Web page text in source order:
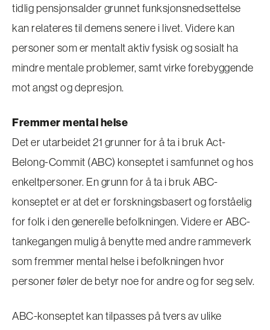
tidlig pensjonsalder grunnet funksjonsnedsettelse
kan relateres til demens senere i livet. Videre kan
personer som er mentalt aktiv fysisk og sosialt ha
mindre mentale problemer, samt virke forebyggende
mot angst og depresjon.
Fremmer mental helse
Det er utarbeidet 21 grunner for å ta i bruk Act-
Belong-Commit (ABC) konseptet i samfunnet og hos
enkeltpersoner. En grunn for å ta i bruk ABC-
konseptet er at det er forskningsbasert og forståelig
for folk i den generelle befolkningen. Videre er ABC-
tankegangen mulig å benytte med andre rammeverk
som fremmer mental helse i befolkningen hvor
personer føler de betyr noe for andre og for seg selv.
ABC-konseptet kan tilpasses på tvers av ulike